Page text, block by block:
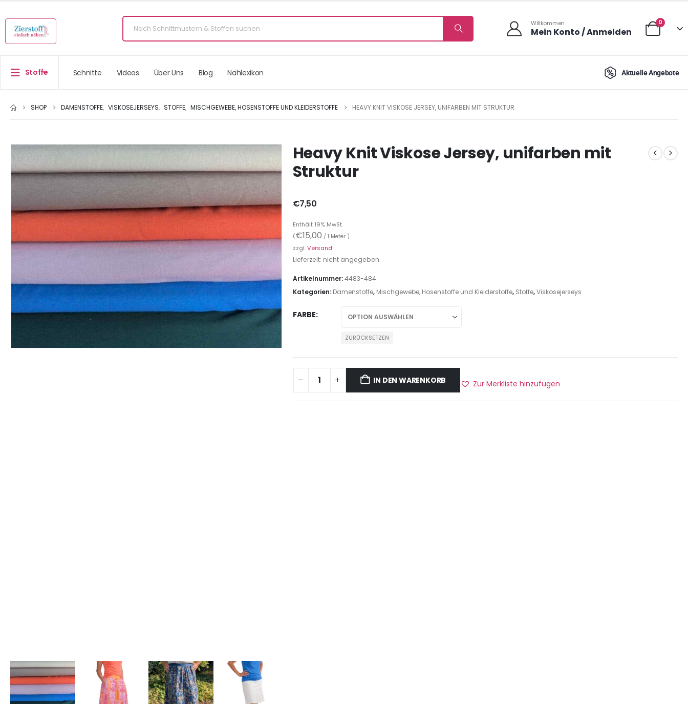
Willkommen
Mein Konto / Anmelden
0
Stoffe Schnitte Videos Über Uns Blog Nählexikon Aktuelle Angebote
SHOP DAMENSTOFFE, VISKOSEJERSEYS, STOFFE, MISCHGEWEBE, HOSENSTOFFE UND KLEIDERSTOFFE HEAVY KNIT VISKOSE JERSEY, UNIFARBEN MIT STRUKTUR
Heavy Knit Viskose Jersey, unifarben mit
Struktur
€7,50
Enthält 19% MwSt.
(€15,00 / 1 Meter )
zzgl.Versand
Lieferzeit: nicht angegeben
Artikelnummer:4483-484
Kategorien: Damenstoffe, Mischgewebe, Hosenstoffe und Kleiderstoffe, Stoffe,Viskosejerseys
FARBE
ZURÜCKSETZEN
IN DEN WARENKORB Zur Merkliste hinzufügen